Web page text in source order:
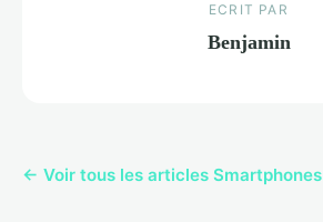
ECRIT PAR
Benjamin
← Voir tous les articles Smartphones